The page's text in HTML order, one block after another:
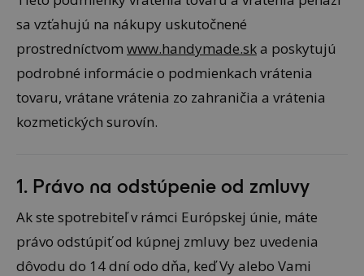
sa vzťahujú na nákupy uskutočnené
prostredníctvom www.handymade.ska poskytujú
podrobné informácie o podmienkach vrátenia
tovaru, vrátane vrátenia zo zahraničia a vrátenia
kozmetických surovín.
1. Právo na odstúpenie od zmluvy
Ak ste spotrebiteľ v rámci Európskej únie, máte
právo odstúpiť od kúpnej zmluvy bez uvedenia
dôvodu do 14 dní odo dňa, keď Vy alebo Vami